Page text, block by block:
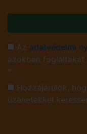
Az adatvédelmi
azokban
*
Hozzájárulok,
üzenetekkel